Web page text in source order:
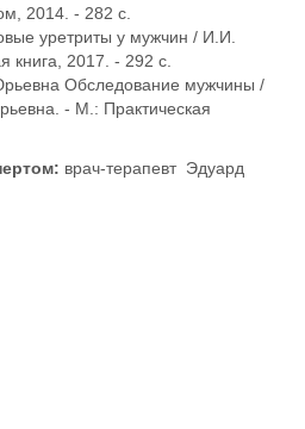
2014. - 282 c.
уретриты у мужчин / И.И.
книга, 2017. - 292 c.
Обследование мужчины /
- М.: Практическая
врач-терапевт Эдуард